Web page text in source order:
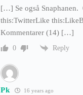
[…] Se også Snaphanen.
this:TwitterLike
Kommentarer (14) […]
0 Reply
Pk 16 years ago